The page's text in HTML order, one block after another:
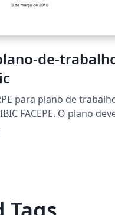
de-
para plano de
O plano deve
páginas,